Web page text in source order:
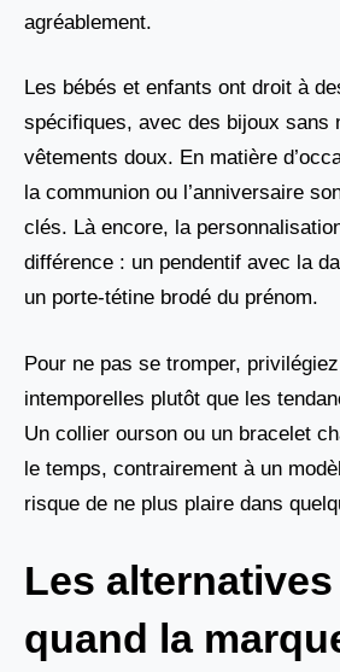
agréablement.
Les bébés et enfants ont droit à
spécifiques, avec des bijoux sans
vêtements doux. En matière
la communion ou l’anniversaire
clés. Là encore, la
différence : un pendentif avec la
un porte-tétine brodé du prénom.
Pour ne pas se tromper,
intemporelles plutôt que les
Un collier ourson ou un bracelet
le temps, contrairement à un
risque de ne plus plaire dans
Les alternatives
quand la